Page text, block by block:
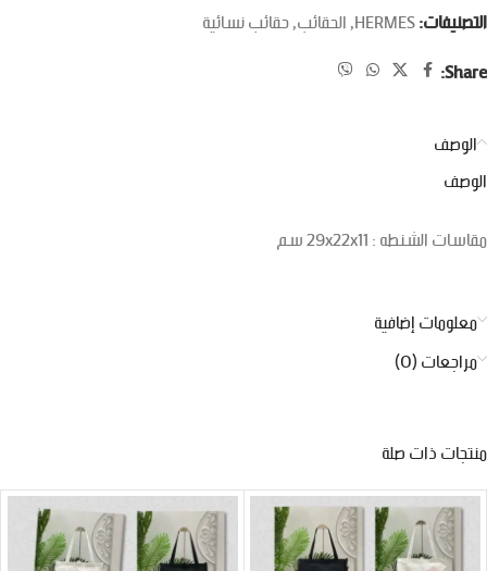
التصنيفات:HERMES
,الحقائب,حقائب نسائية
Share:
الوصف
الوصف
مقاسات الشنطه : 29x22x11 سم
معلومات إضافية
مراجعات (0)
منتجات ذات صلة